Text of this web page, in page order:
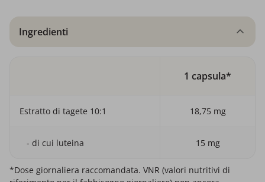
Ingredienti
1 capsula*
Estratto di tagete 10:1 18,75 mg
- di cui luteina 15 mg
*Dose giornaliera raccomandata. VNR (valori nutritivi di